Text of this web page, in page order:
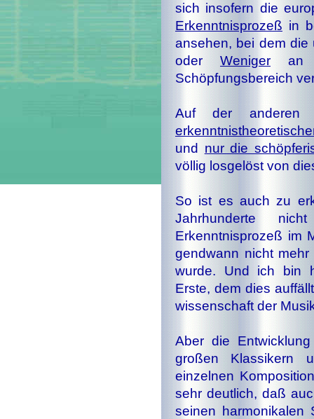
sich insofern die
Erkenntnisprozeß in
ansehen, bei dem
oder Weniger an
Schöpfungsbereich
Auf der anderen
und nur die
völlig losgelöst von
So ist es auch zu
Jahrhunderte
Erkenntnisprozeß im
gend­wann nicht
wurde. Und ich bin
Erste, dem dies
wis­sen­schaft der
Aber die
großen
einzelnen
sehr deutlich, daß
seinen